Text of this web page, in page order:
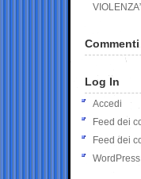
Log In
Accedi
Feed dei
Feed dei